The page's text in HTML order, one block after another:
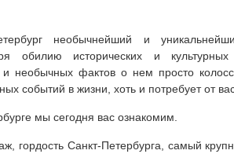
необычнейший и
обилию исторических и
необычных фактов о нем просто
событий в жизни, хоть и потребует от
мы сегодня вас ознакомим.
гордость Санкт-Петербурга, самый